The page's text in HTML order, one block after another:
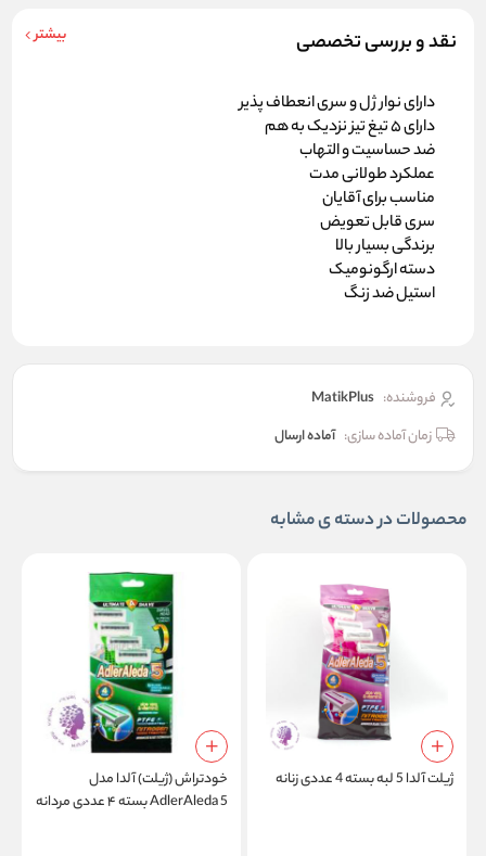
نقد و بررسی تخصصی بیشتر
دارای نوار ژل و سری انعطاف پذیر
دارای ۵ تیغ تیز نزدیک به هم
ضد حساسیت و التهاب
عملکرد طولانی مدت
مناسب برای آقایان
سری قابل تعویض
برندگی بسیار بالا
دسته ارگونومیک
استیل ضد زنگ
فروشنده: MatikPlus
زمان آماده سازی: آماده ارسال
محصولات در دسته ی مشابه
ژیلت آلدا 5 لبه بسته 4 عددی زنانه
خودتراش (ژیلت) آلدا مدل
AdlerAleda 5 بسته ۴ عددی مردانه